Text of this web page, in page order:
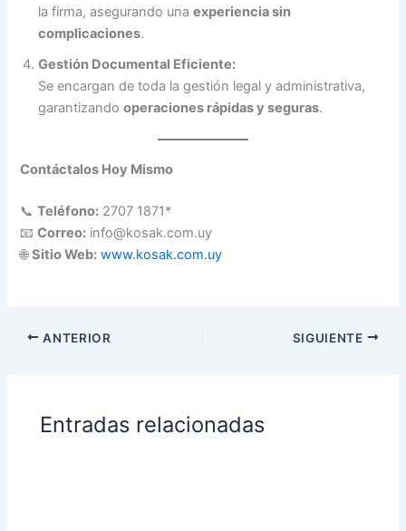
la firma, asegurando unaexperiencia sin
complicaciones.
Gestión Documental Eficiente:
Se encargan de toda la gestión legal y administrativa,
garantizandooperaciones rápidas y seguras.
Contáctalos Hoy Mismo
📞Teléfono: 2707 1871*
📧Correo: info@kosak.com.uy
🌐Sitio Web: www.kosak.com.uy
ANTERIOR SIGUIENTE
Entradas relacionadas